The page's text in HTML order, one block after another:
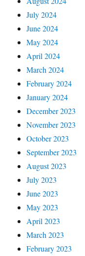
July 2024
June 2024
May 2024
April 2024
March 2024
February 2024
January 2024
December 2023
November 2023
October 2023
September 2023
August 2023
July 2023
June 2023
May 2023
April 2023
March 2023
February 2023